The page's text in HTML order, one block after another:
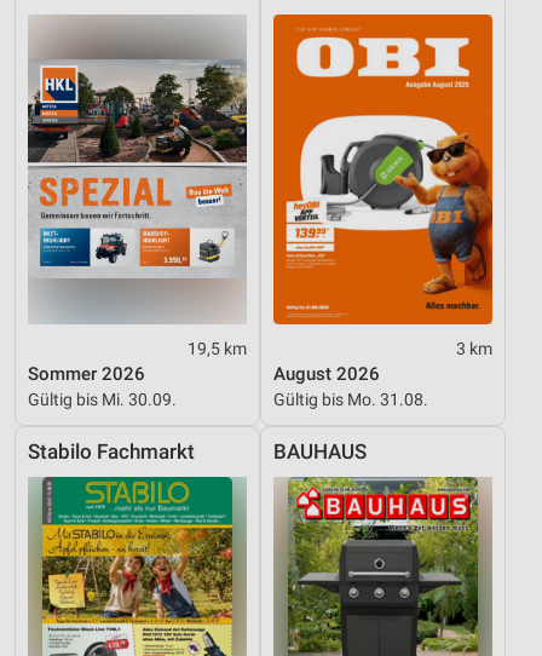
19,5 km
Sommer 2026
Gültig bis Mi. 30.09.
3 km
August 2026
Gültig bis Mo. 31.08.
Stabilo Fachmarkt BAUHAUS